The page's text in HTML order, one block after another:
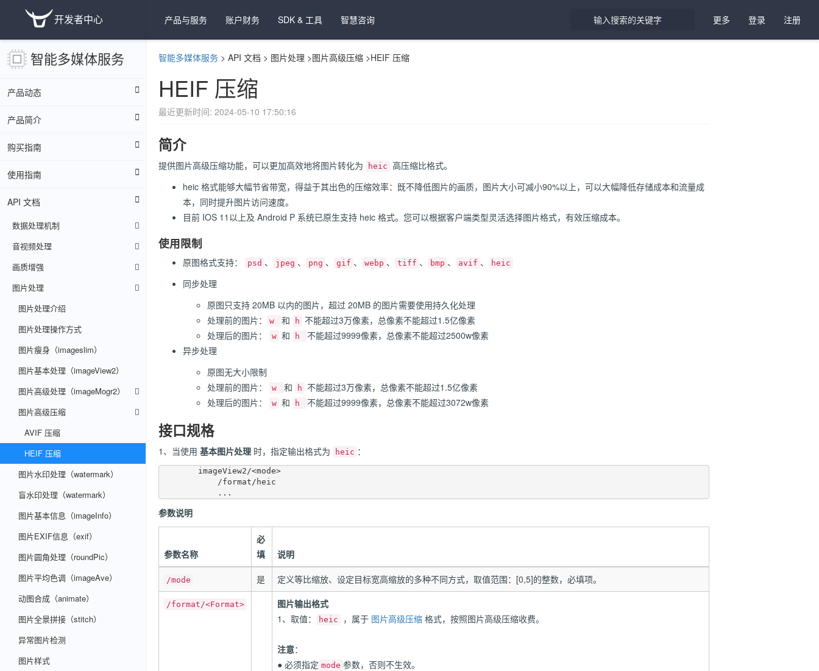
开发者中心 产品与服务 账户财务 SDK & 工具 智慧咨询 更多 登录 注册
智能多媒体服务
产品动态
产品简介
购买指南
使用指南
API 文档
数据处理机制
音视频处理
画质增强
图片处理
图片处理介绍
图片处理操作方式
图片瘦身（imageslim）
图片基本处理（imageView2）
图片高级处理（imageMogr2）
图片高级压缩
AVIF 压缩
HEIF 压缩
图片水印处理（watermark）
盲水印处理（watermark）
图片基本信息（imageInfo）
图片EXIF信息（exif）
图片圆角处理（roundPic）
图片平均色调（imageAve）
动图合成（animate）
图片全景拼接（stitch）
异常图片检测
图片样式
智能多媒体服务 > API 文档 > 图片处理 >图片高级压缩 >HEIF 压缩
HEIF 压缩
最近更新时间: 2024-05-10 17:50:16
简介
提供图片高级压缩功能，可以更加高效地将图片转化为 heic 高压缩比格式。
heic 格式能够大幅节省带宽，得益于其出色的压缩效率：既不降低图片的画质，图片大小可减小90%以上，可以大幅降低存储成本和流量成
本，同时提升图片访问速度。
目前 IOS 11以上及 Android P 系统已原生支持 heic 格式。您可以根据客户端类型灵活选择图片格式，有效压缩成本。
使用限制
原图格式支持： psd 、 jpeg 、 png 、 gif 、 webp 、 tiff 、 bmp 、 avif 、 heic
同步处理
原图只支持 20MB 以内的图片，超过 20MB 的图片需要使用持久化处理
处理前的图片：
w 和 h 不能超过3万像素，总像素不能超过1.5亿像素
处理后的图片：
w 和 h
不能超过9999像素，总像素不能超过2500w像素
异步处理
原图无大小限制
处理前的图片：
w 和 h 不能超过3万像素，总像素不能超过1.5亿像素
处理后的图片：
w 和 h 不能超过9999像素，总像素不能超过3072w像素
接口规格
1、当使用 基本图片处理 时，指定输出格式为 heic ：
参数说明
参数名称
必
填
说明
/mode 是 定义等比缩放、设定目标宽高缩放的多种不同方式，取值范围：[0,5]的整数，必填项。
/format/<Format>
图片输出格式
1、取值：
heic ，属于 图片高级压缩格式，按照图片高级压缩收费。
注意：
● 必须指定 mode 参数，否则不生效。